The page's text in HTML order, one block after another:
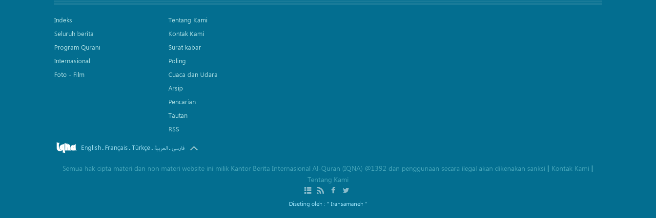
Indeks
Seluruh berita
Program Qurani
Internasional
Foto - Film
Tentang Kami
Kontak Kami
Surat kabar
Poling
Cuaca dan Udara
Arsip
Pencarian
Tautan
RSS
English. Français.Türkçe. العربیة.فارسی
Semua hak cipta materi dan non materi website ini milik Kantor Berita Internasional Al-Quran (IQNA) @1392 dan penggunaan secara ilegal akan dikenakan sanksi Kontak Kami
Tentang Kami
Diseting oleh : " Iransamaneh "